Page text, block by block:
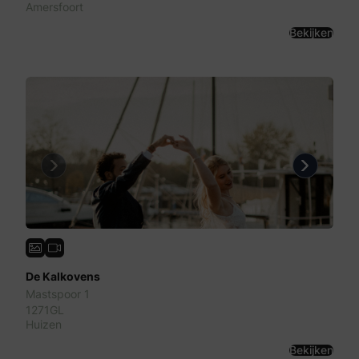
Amersfoort
Bekijken
Previous Next
De Kalkovens
Mastspoor 1
1271GL
Huizen
Bekijken